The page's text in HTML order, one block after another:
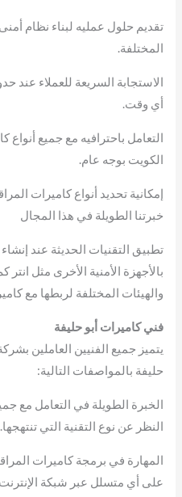
تقديم حلول عمليه لبناء نظام
المختلفة.
الاستجابة السريعة للعملاء عند
أي وقت.
التعامل باحترافيه مع جميع أنواع
الكويت بوجه عام.
إمكانية تحديد أنواع كاميرات
خبرتنا الطويلة في هذا المجال
تطبيق التقنيات الحديثة عند
بالأجهزة الأمنية الأخرى مثل
والهيئات المختلفة لربطها مع
فني كاميرات أبو حليفة
يتميز جميع الفنيين العاملين
حليفة بالمواصفات التالية:
الخبرة الطويلة في التعامل مع
النظر عن نوع التقنية التي تنتهجها.
المهارة في برمجة كاميرات
على أي متسلل عبر شبكة